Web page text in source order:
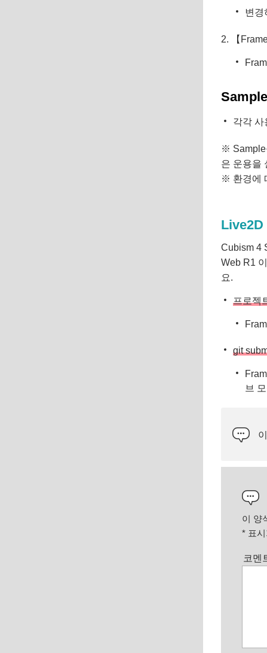
변경
2. 【
각각 사
※ Sample
은 운용을
※ 환경에
Live2D
Cubism 4
Web R1
요.
프로젝
git
브
이 양
* 표
코멘